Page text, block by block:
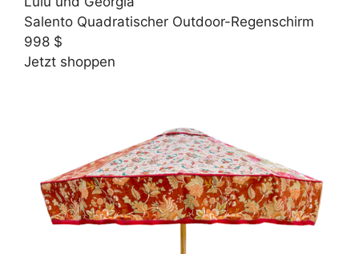
Salento Quadratischer Outdoor-Regenschirm
998 $
Jetzt shoppen